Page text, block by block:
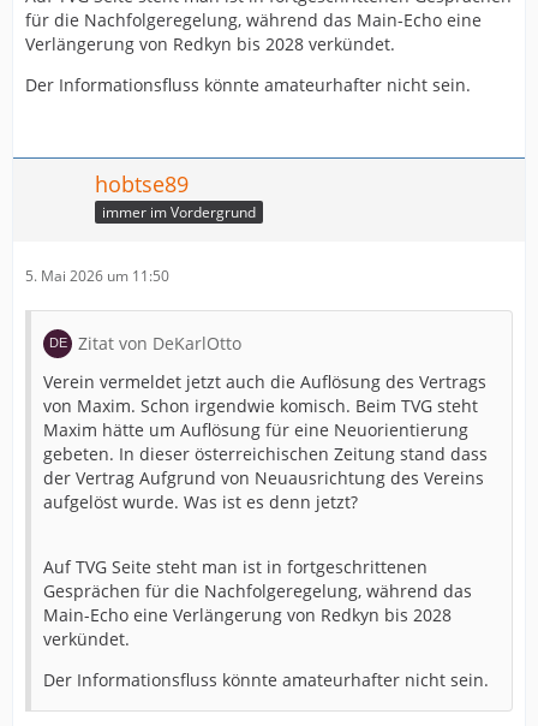
für die Nachfolgeregelung, während das Main-Echo eine
Verlängerung von Redkyn bis 2028 verkündet.
Der Informationsfluss könnte amateurhafter nicht sein.
hobtse89
immer im Vordergrund
5. Mai 2026 um 11:50
Zitat von DeKarlOtto
Verein vermeldet jetzt auch die Auflösung des Vertrags
von Maxim. Schon irgendwie komisch. Beim TVG steht
Maxim hätte um Auflösung für eine Neuorientierung
gebeten. In dieser österreichischen Zeitung stand dass
der Vertrag Aufgrund von Neuausrichtung des Vereins
aufgelöst wurde. Was ist es denn jetzt?
Auf TVG Seite steht man ist in fortgeschrittenen
Gesprächen für die Nachfolgeregelung, während das
Main-Echo eine Verlängerung von Redkyn bis 2028
verkündet.
Der Informationsfluss könnte amateurhafter nicht sein.